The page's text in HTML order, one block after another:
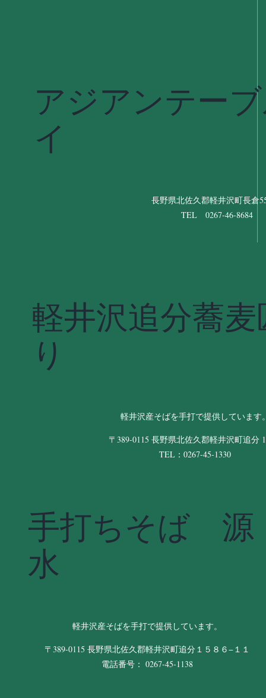
アジアンテー
イ
長野県北佐久郡軽井沢町長倉
TEL 0267-46-8684
軽井沢追分蕎
り
軽井沢産そばを手打で提供しています
〒389-0115 長野県北佐久郡軽井沢町追分
TEL：0267-45-1330
手打ちそば 源
水
軽井沢産そばを手打で提供しています。
〒389-0115 長野県北佐久郡軽井沢町追分１５８６−１１
電話番号： 0267-45-1138